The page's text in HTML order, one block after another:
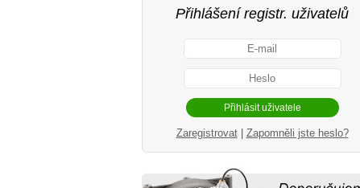
Přihlášení registr. uživatelů
Zaregistrovat| Zapomněli jste heslo?